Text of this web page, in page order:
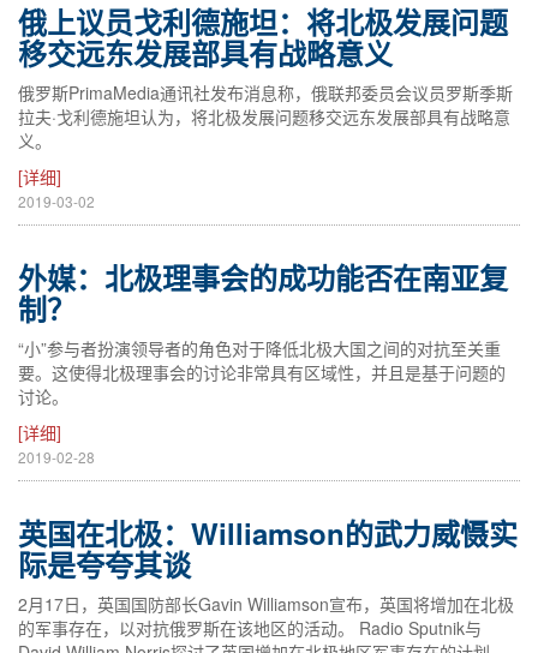
俄上议员戈利德施坦：将北极发展问题
移交远东发展部具有战略意义
俄罗斯PrimaMedia通讯社发布消息称，俄联邦委员会议员罗斯季斯
拉夫·戈利德施坦认为，将北极发展问题移交远东发展部具有战略意
义。
[详细]
2019-03-02
外媒：北极理事会的成功能否在南亚复
制？
“小”参与者扮演领导者的角色对于降低北极大国之间的对抗至关重
要。这使得北极理事会的讨论非常具有区域性，并且是基于问题的
讨论。
[详细]
2019-02-28
英国在北极：Williamson的武力威慑实
际是夸夸其谈
2月17日，英国国防部长Gavin Williamson宣布，英国将增加在北极
的军事存在，以对抗俄罗斯在该地区的活动。 Radio Sputnik与